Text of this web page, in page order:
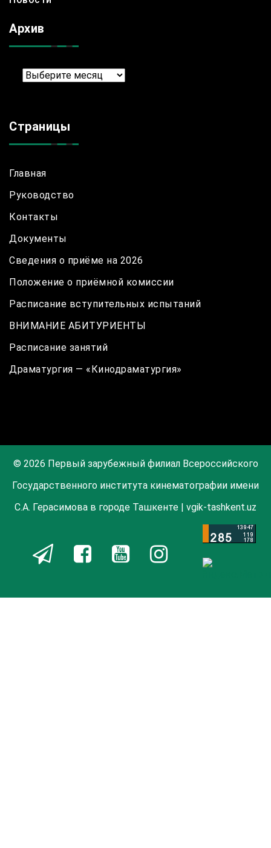
Архив
Архив
Страницы
Главная
Руководство
Контакты
Документы
Сведения о приёме на 2026
Положение о приёмной комиссии
Расписание вступительных испытаний
ВНИМАНИЕ АБИТУРИЕНТЫ
Расписание занятий
Драматургия — «Кинодраматургия»
© 2026 Первый зарубежный филиал Всероссийского
Государственного института кинематографии имени
С.А. Герасимова в городе Ташкенте | vgik-tashkent.uz